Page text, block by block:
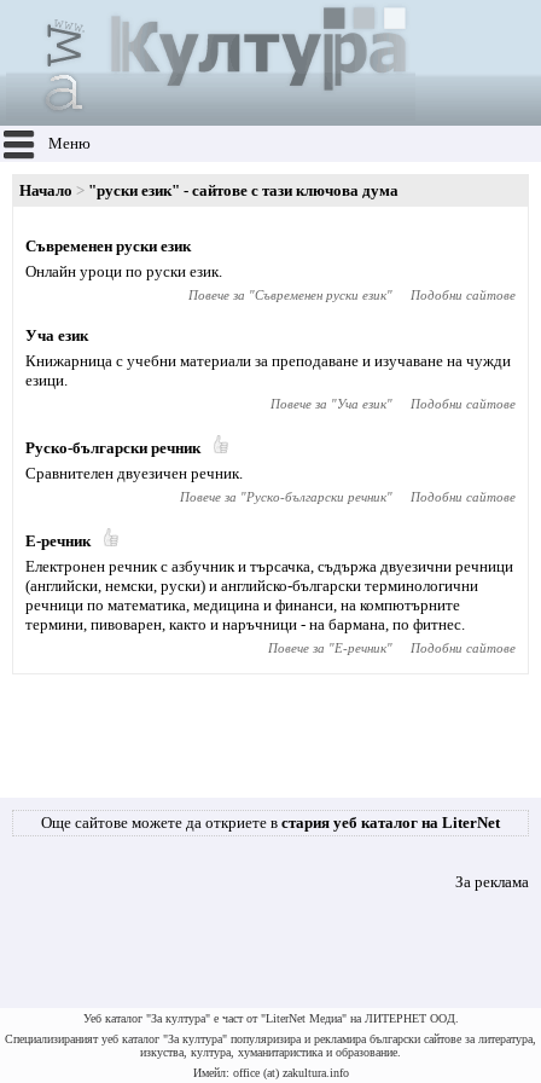
Меню
Начало "руски език" - сайтове с тази ключова дума
Съвременен руски език
Онлайн уроци по руски език.
Повече за "Съвременен руски език" Подобни сайтове
Уча език
Книжарница с учебни материали за преподаване и изучаване на чужди
езици.
Повече за "Уча език" Подобни сайтове
Руско-български речник
Сравнителен двуезичен речник.
Повече за "Руско-български речник" Подобни сайтове
Е-речник
Електронен речник с азбучник и търсачка, съдържа двуезични речници
(английски, немски, руски) и английско-български терминологични
речници по математика, медицина и финанси, на компютърните
термини, пивоварен, както и наръчници - на бармана, по фитнес.
Повече за "Е-речник" Подобни сайтове
Още сайтове можете да откриете в стария уеб каталог на LiterNet
За реклама
Уеб каталог "За култура" е част от "LiterNet Медиа" на ЛИТЕРНЕТ ООД.
Специализираният уеб каталог "За култура" популяризира и рекламира български сайтове за литература,
изкуства, култура, хуманитаристика и образование.
Имейл: office (at) zakultura.info